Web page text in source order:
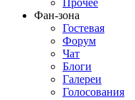
Прочее
Фан-зона
Гостевая
Форум
Чат
Блоги
Галереи
Голосования